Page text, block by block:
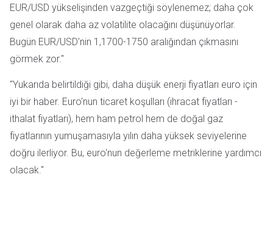
EUR/USD yükselişinden vazgeçtiği söylenemez; daha çok
genel olarak daha az volatilite olacağını düşünüyorlar.
Bugün EUR/USD'nin 1,1700-1750 aralığından çıkmasını
görmek zor."
"Yukarıda belirtildiği gibi, daha düşük enerji fiyatları euro için
iyi bir haber. Euro'nun ticaret koşulları (ihracat fiyatları -
ithalat fiyatları), hem ham petrol hem de doğal gaz
fiyatlarının yumuşamasıyla yılın daha yüksek seviyelerine
doğru ilerliyor. Bu, euro'nun değerleme metriklerine yardımcı
olacak."